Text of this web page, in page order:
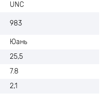
UNC
983
Юань
25,5
7.8
2,1